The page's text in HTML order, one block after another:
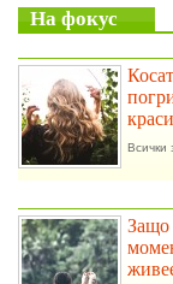
На фокус
Всички
Защо